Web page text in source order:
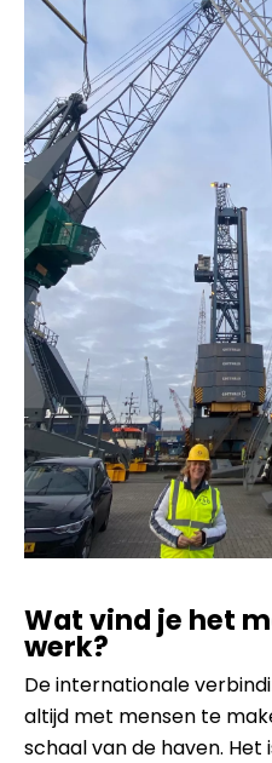
Wat vind je het
werk?
De internationale
altijd met mensen te
schaal van de haven. Het